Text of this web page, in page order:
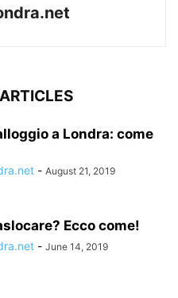
a Londra: come
- August 21, 2019
Ecco come!
- June 14, 2019